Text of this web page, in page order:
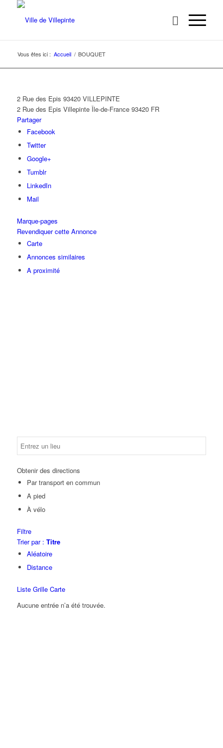
Vous êtes ici : Accueil / BOUQUET
2 Rue des Epis 93420 VILLEPINTE
2 Rue des Epis Villepinte Île-de-France 93420 FR
Partager
Facebook
Twitter
Google+
Tumblr
LinkedIn
Mail
Marque-pages
Revendiquer cette Annonce
Carte
Annonces similaires
A proximité
Obtenir des directions
Par transport en commun
A pied
À vélo
Filtre
Trier par : Titre
Aléatoire
Distance
Liste Grille Carte
Aucune entrée n’a été trouvée.